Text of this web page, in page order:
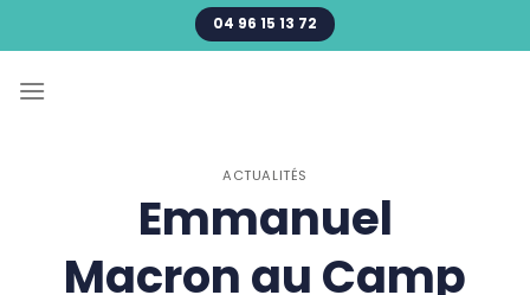
au
04 96 15 13 72
ACTUALITÉS
Emmanuel
Macron au Camp